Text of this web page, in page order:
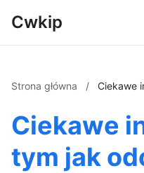
Cwkip
Strona główna / Ciekawe
Ciekawe
tym jak